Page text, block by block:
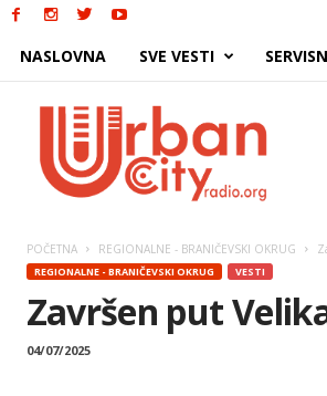
NASLOVNA SVE VESTI
POČETNA REGIONALNE - BRANIČEVSKI OKRUG
REGIONALNE - BRANIČEVSKI OKRUG VESTI
Završen put
04/07/2025